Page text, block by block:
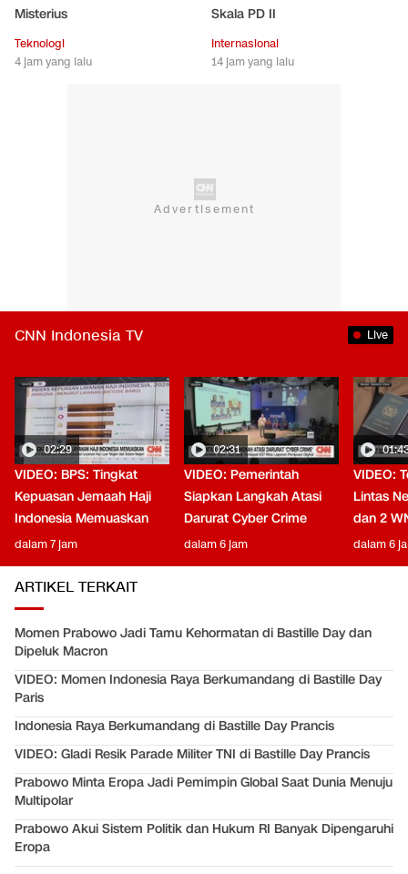
Misterius
Teknologi
4 jam yang lalu
Skala PD II
Internasional
14 jam yang lalu
CNN Indonesia TV Live
02:29
VIDEO: BPS: Tingkat
Kepuasan Jemaah Haji
Indonesia Memuaskan
dalam 7 jam
02:31
VIDEO: Pemerintah
Siapkan Langkah Atasi
Darurat Cyber Crime
dalam 6 jam
VIDEO:
Lintas
dan 2
dalam 6
ARTIKEL TERKAIT
Momen Prabowo Jadi Tamu Kehormatan di Bastille Day dan
Dipeluk Macron
VIDEO: Momen Indonesia Raya Berkumandang di Bastille Day
Paris
Indonesia Raya Berkumandang di Bastille Day Prancis
VIDEO: Gladi Resik Parade Militer TNI di Bastille Day Prancis
Prabowo Minta Eropa Jadi Pemimpin Global Saat Dunia Menuju
Multipolar
Prabowo Akui Sistem Politik dan Hukum RI Banyak Dipengaruhi
Eropa